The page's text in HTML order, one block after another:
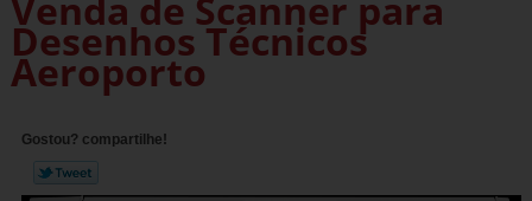
Venda de Scanner para
Desenhos Técnicos
Aeroporto
Gostou? compartilhe!